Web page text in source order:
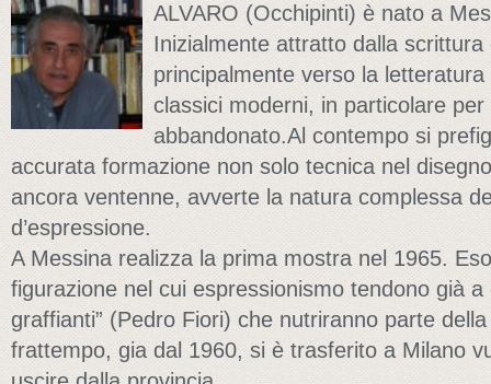
ALVARO (Occhipinti) è nato a
Inizialmente attratto dalla
principalmente verso la
classici moderni, in particolare
abbandonato.Al contempo si
accurata formazione non solo tecnica nel
ancora ventenne, avverte la natura complessa
d’espressione.
A Messina realizza la prima mostra nel 1965.
figurazione nel cui espressionismo tendono già a
graffianti” (Pedro Fiori) che nutriranno parte
frattempo, gia dal 1960, si è trasferito a Milano